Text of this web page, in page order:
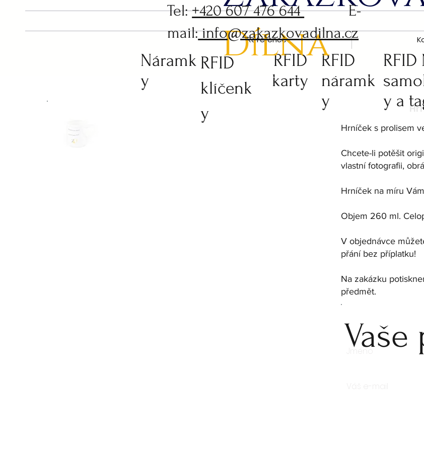
RFID
klíčenk
y
Náramk
y
RFID
karty
RFID
náramk
y
RFID
y a
Reference
Dílna
Hrníček s prolisem
Chcete-li potěšit
vlastní fotografii,
Hrníček na míru
Objem 260 ml.
V objednávce
přání bez příplatku!
Na zakázku
předmět.
Vaše
Tel:+420 607 476 644E-
mail:info@zakazkovadilna.cz